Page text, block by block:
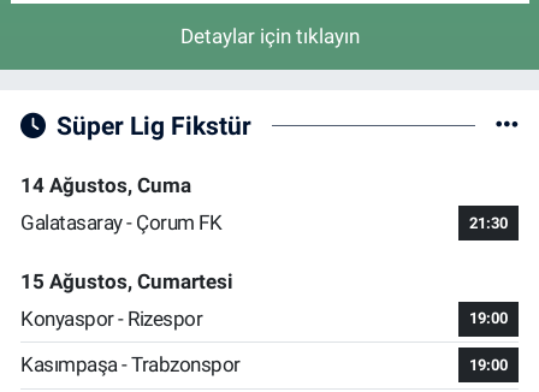
Detaylar için tıklayın
Süper Lig Fikstür
14 Ağustos, Cuma
Galatasaray - Çorum FK
21:30
15 Ağustos, Cumartesi
Konyaspor - Rizespor
19:00
Kasımpaşa - Trabzonspor 19:00